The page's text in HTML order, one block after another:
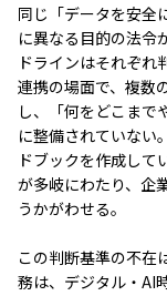
同じ「データを安全
に異なる目的の法令
ドラインはそれぞれ
連携の場面で、複数
し、「何をどこまで
に整備されていない
ドブックを作成して
が多岐にわたり、企
うかがわせる。
この判断基準の不在
務は、デジタル・AI